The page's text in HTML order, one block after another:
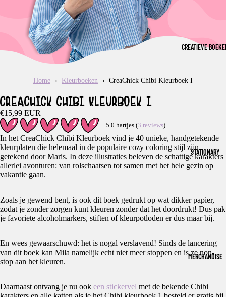
CREATIEVE
STATIONARY
MERCHANDISE
Home Kleurboeken CreaChick Chibi Kleurboek I
CREACHICK CHIBI KLEURBOEK I
€15,99 EUR
5.0 hartjes (3 reviews)
In het CreaChick Chibi Kleurboek vind je 40 unieke, handgetekende
kleurplaten die helemaal in de populaire cozy coloring stijl zijn
getekend door Maris. In deze illustraties beleven de schattige karakters
allerlei avonturen: van rolschaatsen tot samen met het hele gezin op
vakantie gaan.
Zoals je gewend bent, is ook dit boek gedrukt op wat dikker papier,
zodat je zonder zorgen kunt kleuren zonder dat het doordrukt! Dus pak
je favoriete alcoholmarkers, stiften of kleurpotloden er dus maar bij.
En wees gewaarschuwd: het is nogal verslavend! Sinds de lancering
van dit boek kan Mila namelijk echt niet meer stoppen en is ze non-
stop aan het kleuren.
Daarnaast ontvang je nu ook een stickervel met de bekende Chibi